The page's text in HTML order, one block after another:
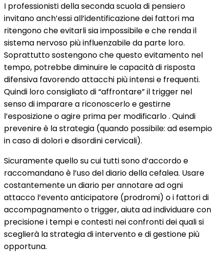
I professionisti della seconda scuola di pensiero
invitano anch’essi all’identificazione dei fattori ma
ritengono che evitarli sia impossibile e che renda il
sistema nervoso più influenzabile da parte loro.
Soprattutto sostengono che questo evitamento nel
tempo, potrebbe diminuire le capacità di risposta
difensiva favorendo attacchi più intensi e frequenti.
Quindi loro consigliato di “affrontare” il trigger nel
senso di imparare a riconoscerlo e gestirne
l’esposizione o agire prima per modificarlo . Quindi
prevenire è la strategia (quando possibile: ad esempio
in caso di dolori e disordini cervicali).
Sicuramente quello su cui tutti sono d’accordo e
raccomandano è l’uso del diario della cefalea. Usare
costantemente un diario per annotare ad ogni
attacco l’evento anticipatore (prodromi) o i fattori di
accompagnamento o trigger, aiuta ad individuare con
precisione i tempi e contesti nei confronti dei quali si
sceglierà la strategia di intervento e di gestione più
opportuna.